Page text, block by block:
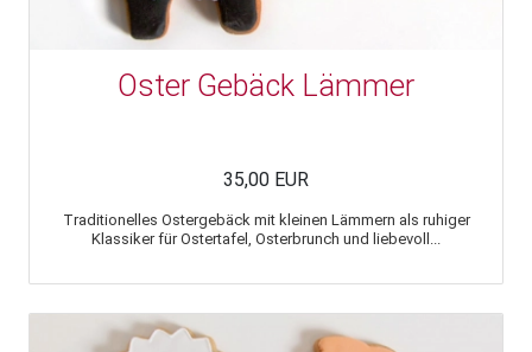
Oster Gebäck Lämmer
35,00 EUR
Traditionelles Ostergebäck mit kleinen Lämmern als ruhiger
Klassiker für Ostertafel, Osterbrunch und liebevoll...